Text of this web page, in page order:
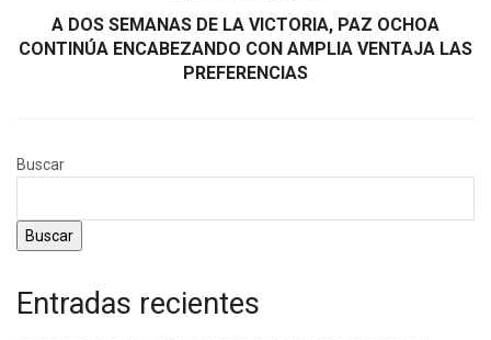
A DOS SEMANAS DE LA VICTORIA, PAZ OCHOA
CONTINÚA ENCABEZANDO CON AMPLIA VENTAJA LAS
PREFERENCIAS
Buscar
Buscar
Entradas recientes